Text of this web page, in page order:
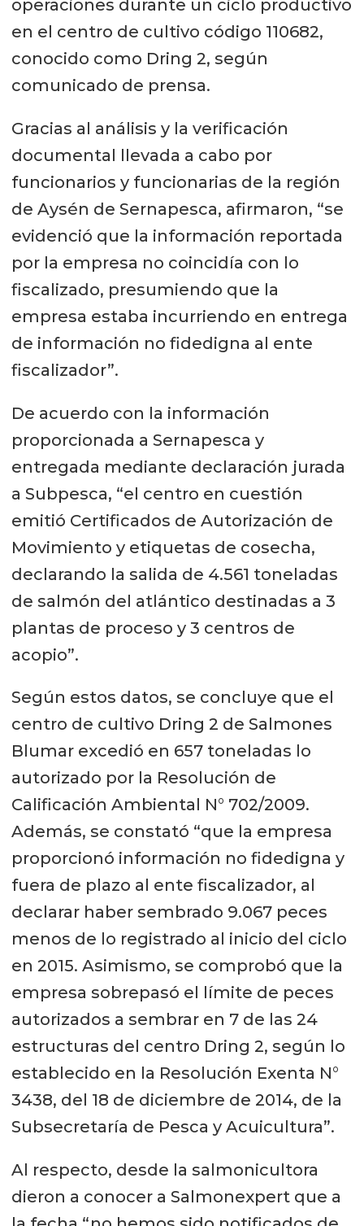
operaciones durante un ciclo productivo
en el centro de cultivo código 110682,
conocido como Dring 2, según
comunicado de prensa.
Gracias al análisis y la verificación
documental llevada a cabo por
funcionarios y funcionarias de la región
de Aysén de Sernapesca, afirmaron, “se
evidenció que la información reportada
por la empresa no coincidía con lo
fiscalizado, presumiendo que la
empresa estaba incurriendo en entrega
de información no fidedigna al ente
fiscalizador”.
De acuerdo con la información
proporcionada a Sernapesca y
entregada mediante declaración jurada
a Subpesca, “el centro en cuestión
emitió Certificados de Autorización de
Movimiento y etiquetas de cosecha,
declarando la salida de 4.561 toneladas
de salmón del atlántico destinadas a 3
plantas de proceso y 3 centros de
acopio”.
Según estos datos, se concluye que el
centro de cultivo Dring 2 de Salmones
Blumar excedió en 657 toneladas lo
autorizado por la Resolución de
Calificación Ambiental N° 702/2009.
Además, se constató “que la empresa
proporcionó información no fidedigna y
fuera de plazo al ente fiscalizador, al
declarar haber sembrado 9.067 peces
menos de lo registrado al inicio del ciclo
en 2015. Asimismo, se comprobó que la
empresa sobrepasó el límite de peces
autorizados a sembrar en 7 de las 24
estructuras del centro Dring 2, según lo
establecido en la Resolución Exenta N°
3438, del 18 de diciembre de 2014, de la
Subsecretaría de Pesca y Acuicultura”.
Al respecto, desde la salmonicultora
dieron a conocer a Salmonexpert que a